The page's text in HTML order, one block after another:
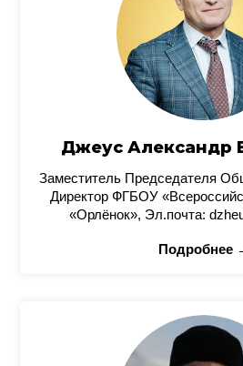
Джеус Александр
Заместитель Председателя
Директор ФГБОУ
«Орлёнок», Эл.почта:
Подробнее